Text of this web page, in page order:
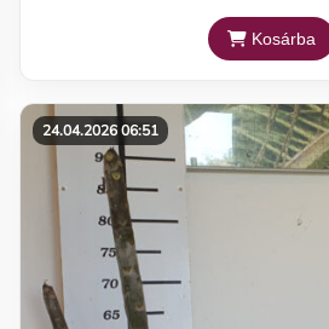
Kosárba
24.04.2026 06:51